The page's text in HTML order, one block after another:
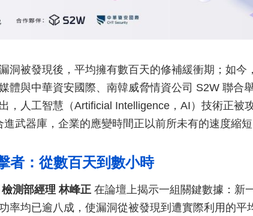
洞被發現後，平均擁有數百天的修補緩衝期；如今
體與中華資安國際、南韓威脅情資公司 S2W 聯合
，人工智慧（Artificial Intelligence，AI）技術正被
武器庫，企業的應變時間正以前所未有的速度縮短
者：從數百天到數小時
測部經理 林峰正 在論壇上揭示一組關鍵數據：新
率均已逾八成，使漏洞從被發現到遭實際利用的平